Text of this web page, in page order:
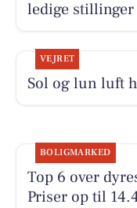
ledige
VEJRET
Sol og lun luft
BOLIGMARKED
Top 6 over
Priser op til